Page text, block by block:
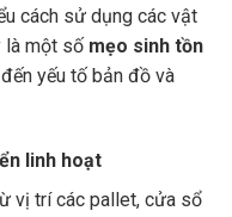
cách sử dụng các vật
là một số mẹo sinh tồn
yếu tố bản đồ và
linh hoạt
vị trí các pallet, cửa sổ